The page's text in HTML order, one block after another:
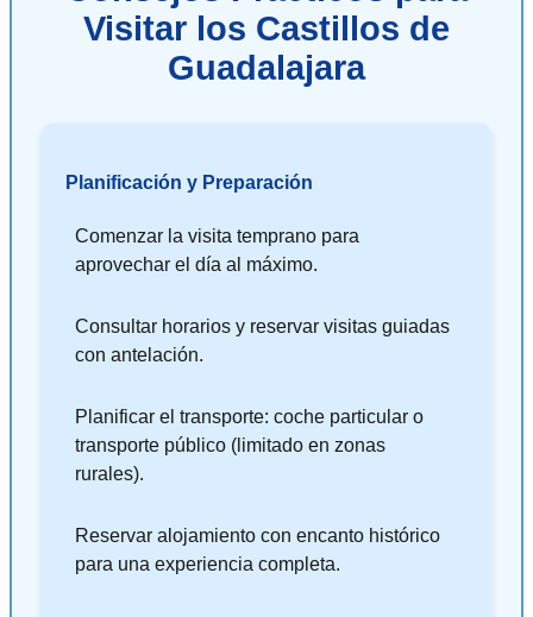
Visitar los Castillos de
Guadalajara
Planificación y Preparación
Comenzar la visita temprano para
aprovechar el día al máximo.
Consultar horarios y reservar visitas guiadas
con antelación.
Planificar el transporte: coche particular o
transporte público (limitado en zonas
rurales).
Reservar alojamiento con encanto histórico
para una experiencia completa.